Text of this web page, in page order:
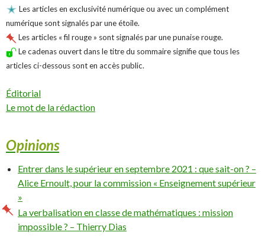
Les articles en exclusivité numérique ou avec un complément
numérique sont signalés par une étoile.
Les articles « fil rouge » sont signalés par une punaise rouge.
Le cadenas ouvert dans le titre du sommaire signifie que tous les
articles ci-dessous sont en accès public.
Éditorial
Le mot de la rédaction
Opinions
Entrer dans le supérieur en septembre 2021 : que sait-on ? –
Alice Ernoult, pour la commission « Enseignement supérieur
»
La verbalisation en classe de mathématiques : mission
impossible ? – Thierry Dias